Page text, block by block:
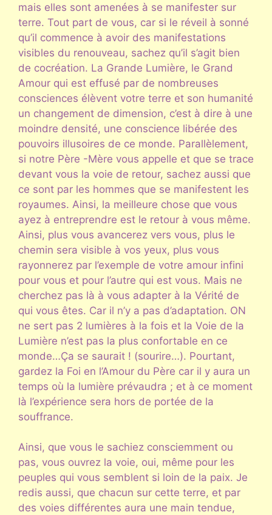
mais elles sont amenées à se manifester sur
terre. Tout part de vous, car si le réveil à sonné
qu’il commence à avoir des manifestations
visibles du renouveau, sachez qu’il s’agit bien
de cocréation. La Grande Lumière, le Grand
Amour qui est effusé par de nombreuses
consciences élèvent votre terre et son humanité
un changement de dimension, c’est à dire à une
moindre densité, une conscience libérée des
pouvoirs illusoires de ce monde. Parallèlement,
si notre Père -Mère vous appelle et que se trace
devant vous la voie de retour, sachez aussi que
ce sont par les hommes que se manifestent les
royaumes. Ainsi, la meilleure chose que vous
ayez à entreprendre est le retour à vous même.
Ainsi, plus vous avancerez vers vous, plus le
chemin sera visible à vos yeux, plus vous
rayonnerez par l’exemple de votre amour infini
pour vous et pour l’autre qui est vous. Mais ne
cherchez pas là à vous adapter à la Vérité de
qui vous êtes. Car il n’y a pas d’adaptation. ON
ne sert pas 2 lumières à la fois et la Voie de la
Lumière n’est pas la plus confortable en ce
monde…Ça se saurait ! (sourire…). Pourtant,
gardez la Foi en l’Amour du Père car il y aura un
temps où la lumière prévaudra ; et à ce moment
là l’expérience sera hors de portée de la
souffrance.
Ainsi, que vous le sachiez consciemment ou
pas, vous ouvrez la voie, oui, même pour les
peuples qui vous semblent si loin de la paix. Je
redis aussi, que chacun sur cette terre, et par
des voies différentes aura une main tendue,